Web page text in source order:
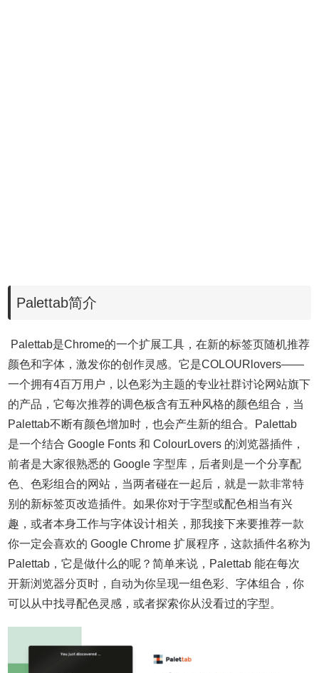
Palettab简介
Palettab是Chrome的一个扩展工具，在新的标签页随机推荐
颜色和字体，激发你的创作灵感。它是COLOURlovers——
一个拥有4百万用户，以色彩为主题的专业社群讨论网站旗下
的产品，它每次推荐的调色板含有五种风格的颜色组合，当
Palettab不断有颜色增加时，也会产生新的组合。
Palettab
是一个结合 Google Fonts 和 ColourLovers 的浏览器插件，
前者是大家很熟悉的 Google 字型库，后者则是一个分享配
色、色彩组合的网站，当两者碰在一起后，就是一款非常特
别的新标签页改造插件。如果你对于字型或配色相当有兴
趣，或者本身工作与字体设计相关，那我接下来要推荐一款
你一定会喜欢的 Google Chrome 扩展程序，这款插件名称为
Palettab，它是做什么的呢？简单来说，Palettab 能在每次
开新浏览器分页时，自动为你呈现一组色彩、字体组合，你
可以从中找寻配色灵感，或者探索你从没看过的字型。